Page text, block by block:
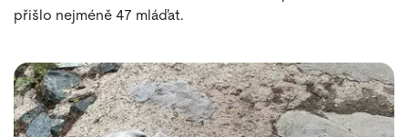
přišlo nejméně 47 mláďat.